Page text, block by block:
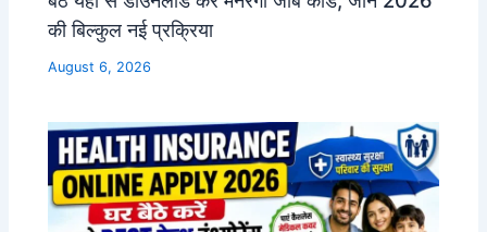
की बिल्कुल नई प्रक्रिया
August 6, 2026